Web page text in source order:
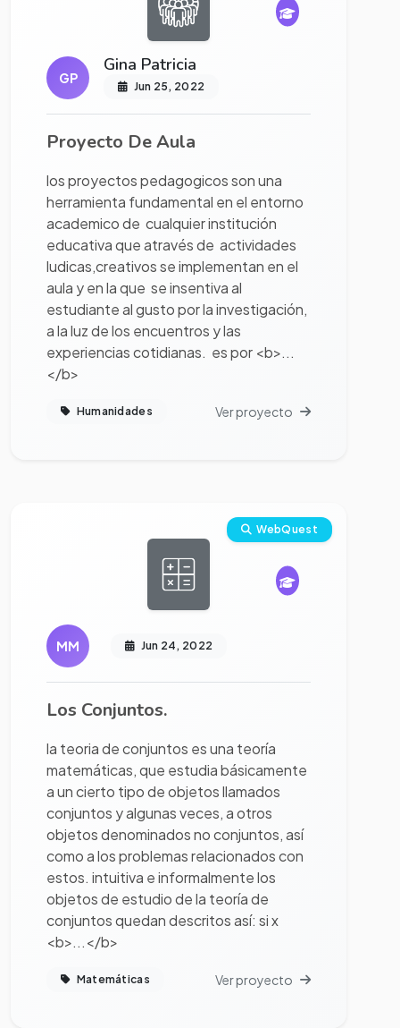
GP
Gina Patricia
Jun 25, 2022
Proyecto De Aula
los proyectos pedagogicos son una
herramienta fundamental en el entorno
academico de cualquier institución
educativa que através de actividades
ludicas,creativos se implementan en el
aula y en la que se insentiva al
estudiante al gusto por la investigación,
a la luz de los encuentros y las
experiencias cotidianas. es por <b>...
</b>
Humanidades Ver proyecto
WebQuest
MM Jun 24, 2022
Los Conjuntos.
la teoria de conjuntos es una teoría
matemáticas, que estudia básicamente
a un cierto tipo de objetos llamados
conjuntos y algunas veces, a otros
objetos denominados no conjuntos, así
como a los problemas relacionados con
estos. intuitiva e informalmente los
objetos de estudio de la teoría de
conjuntos quedan descritos así: si x
<b>...</b>
Matemáticas Ver proyecto